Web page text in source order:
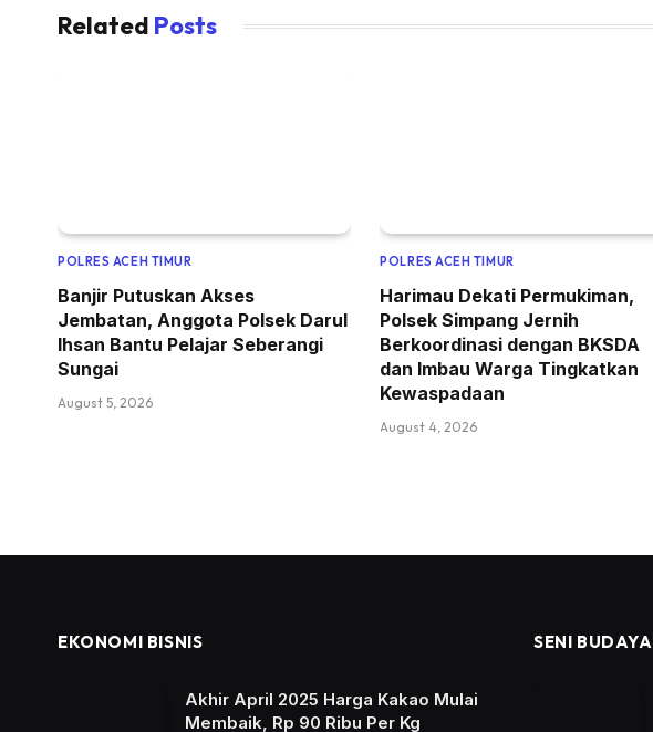
Related Posts
POLRES ACEH TIMUR
Banjir Putuskan Akses
Jembatan, Anggota Polsek Darul
Ihsan Bantu Pelajar Seberangi
Sungai
August 5, 2026
POLRES ACEH TIMUR
Harimau Dekati Permukiman,
Polsek Simpang Jernih
Berkoordinasi dengan BKSDA
dan Imbau Warga Tingkatkan
Kewaspadaan
August 4, 2026
EKONOMI BISNIS
Akhir April 2025 Harga Kakao Mulai
Membaik, Rp 90 Ribu Per Kg
SENI BUDAYA